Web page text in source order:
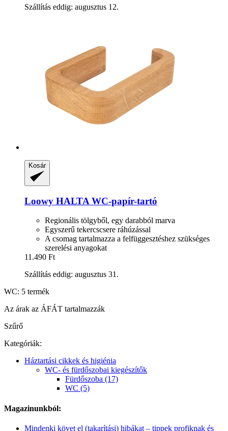
Szállítás eddig: augusztus 12.
Kosár
Loowy HALTA WC-​papír-​tartó
Regionális tölgyből, egy darabból marva
Egyszerű tekercscsere ráhúzással
A csomag tartalmazza a felfüggesztéshez szükséges
szerelési anyagokat
11.490 Ft
Szállítás eddig: augusztus 31.
WC: 5 termék
Az árak az ÁFÁT tartalmazzák
Szűrő
Kategóriák:
Háztartási cikkek és higiénia
WC- és fürdőszobai kiegészítők
Fürdőszoba (17)
WC (5)
Magazinunkból:
Mindenki követ el (takarítási) hibákat – tippek profiknak és